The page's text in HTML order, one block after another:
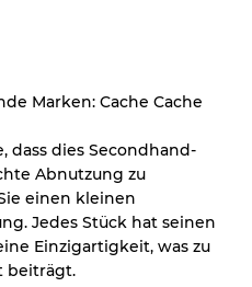
nachvollziehen
von bis zu
Abnutzung
Marken: Cache Cache
dass dies Secondhand-
Abnutzung zu
einen kleinen
Jedes Stück hat seinen
Einzigartigkeit, was zu
beiträgt.